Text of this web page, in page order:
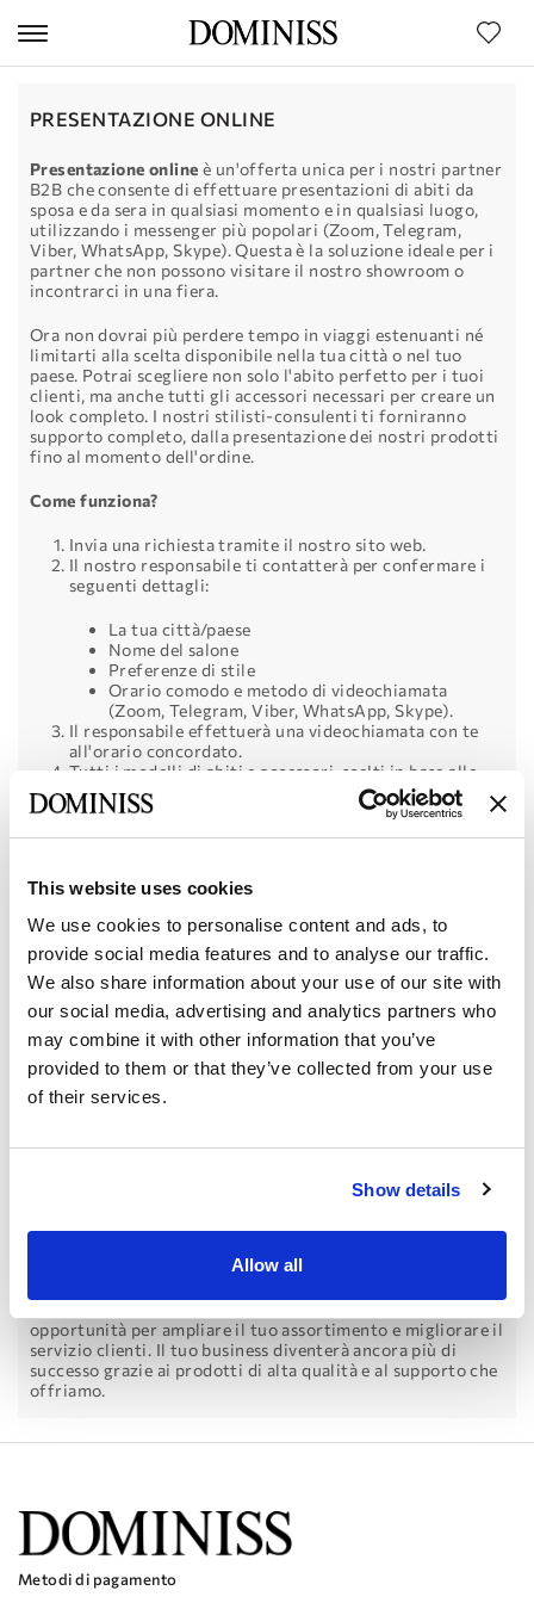
This website uses cookies
We use cookies to personalise content and ads, to
provide social media features and to analyse our traffic.
We also share information about your use of our site with
our social media, advertising and analytics partners who
may combine it with other information that you’ve
provided to them or that they’ve collected from your use
of their services.
Show details
Allow all
PRESENTAZIONE ONLINE
Presentazione online è un'offerta unica per i nostri partner
B2B che consente di effettuare presentazioni di abiti da
sposa e da sera in qualsiasi momento e in qualsiasi luogo,
utilizzando i messenger più popolari (Zoom, Telegram,
Viber, WhatsApp, Skype). Questa è la soluzione ideale per i
partner che non possono visitare il nostro showroom o
incontrarci in una fiera.
Ora non dovrai più perdere tempo in viaggi estenuanti né
limitarti alla scelta disponibile nella tua città o nel tuo
paese. Potrai scegliere non solo l'abito perfetto per i tuoi
clienti, ma anche tutti gli accessori necessari per creare un
look completo. I nostri stilisti-consulenti ti forniranno
supporto completo, dalla presentazione dei nostri prodotti
fino al momento dell'ordine.
Come funziona?
Invia una richiesta tramite il nostro sito web.
Il nostro responsabile ti contatterà per confermare i
seguenti dettagli:
La tua città/paese
Nome del salone
Preferenze di stile
Orario comodo e metodo di videochiamata
(Zoom, Telegram, Viber, WhatsApp, Skype).
Il responsabile effettuerà una videochiamata con te
all'orario concordato.
Tutti i modelli di abiti e accessori, scelti in base alle
tue preferenze e richieste, saranno preparati per
l'incontro.
Per chi è questo servizio?
Se non puoi selezionare la
collezione di persona, ad esempio non puoi visitare il nostro
showroom o incontrarci in una fiera, offriamo la
presentazione online. I nostri responsabili presenteranno la
collezione in modo così professionale che ti sembrerà di
aver toccato personalmente ogni abito. Riceverai una
panoramica completa dei nostri prodotti senza dover
lasciare il tuo ufficio o negozio.
Un servizio esclusivo per il tuo team di venditori.
collezione per il tuo team di venditori. Ciò consentirà a
marchio alle spose, di conoscere tutti i dettagli e le
opportunità per ampliare il tuo assortimento e migliorare il
servizio clienti. Il tuo business diventerà ancora più di
successo grazie ai prodotti di alta qualità e al supporto che
offriamo.
Metodi di pagamento